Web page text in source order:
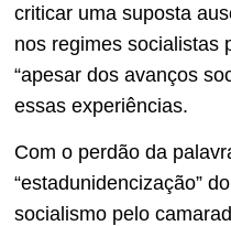
criticar uma suposta
nos regimes socialistas
“apesar dos avanços
essas experiências.
Com o perdão da
“estadunidencização”
socialismo pelo